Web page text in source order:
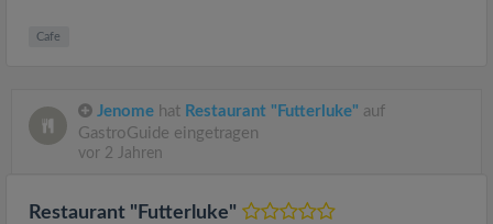
Cafe
Jenome hat Restaurant "Futterluke" auf
GastroGuide eingetragen
vor 2 Jahren
Restaurant "Futterluke"